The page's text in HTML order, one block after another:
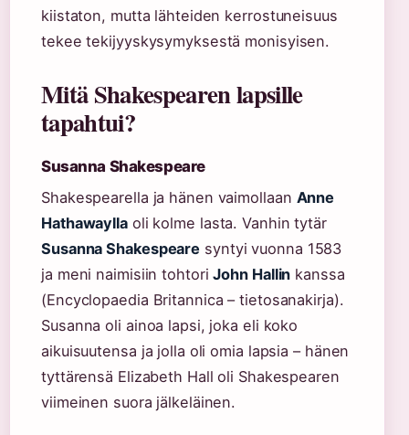
kiistaton, mutta lähteiden kerrostuneisuus
tekee tekijyyskysymyksestä monisyisen.
Mitä Shakespearen lapsille
tapahtui?
Susanna Shakespeare
Shakespearella ja hänen vaimollaan Anne
Hathawayllaoli kolme lasta. Vanhin tytär
Susanna Shakespeare syntyi vuonna 1583
ja meni naimisiin tohtoriJohn Hallin kanssa
(Encyclopaedia Britannica – tietosanakirja).
Susanna oli ainoa lapsi, joka eli koko
aikuisuutensa ja jolla oli omia lapsia – hänen
tyttärensä Elizabeth Hall oli Shakespearen
viimeinen suora jälkeläinen.